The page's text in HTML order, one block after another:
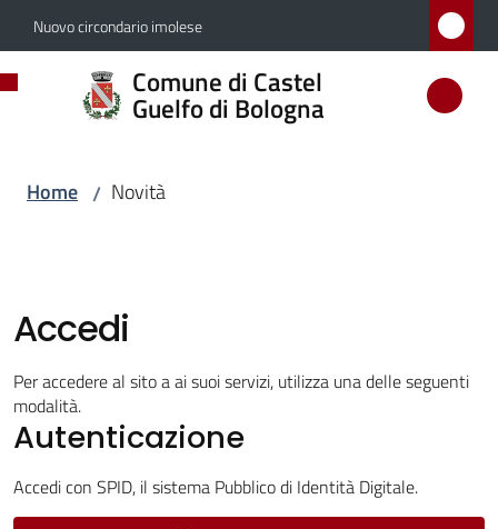
Vai al contenuto
Vai alla navigazione
Vai al footer
Nuovo circondario imolese
Comune di Castel
Guelfo di Bologna
Comune
di
di
Amministrazione
Novità
Menu selezionato
Servizi
Home / Novità
Accedi
Per accedere al sito a ai suoi servizi, utilizza una delle seguenti
modalità.
Autenticazione
Accedi con SPID, il sistema Pubblico di Identità Digitale.